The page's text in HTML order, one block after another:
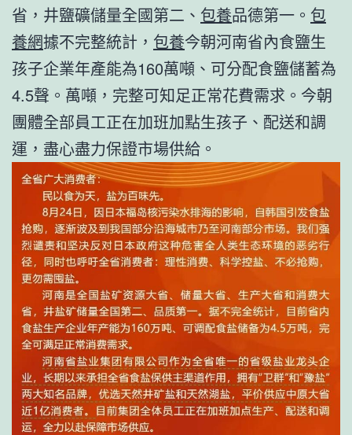
省，井鹽礦儲量全國第二、 包養品德第一。 包
養網據不完整統計， 包養今朝河南省內食鹽生
孩子企業年產能為160萬噸、可分配食鹽儲蓄為
4.5聲。萬噸，完整可知足正常花費需求。今朝
團體全部員工正在加班加點生孩子、配送和調
運，盡心盡力保證市場供給。